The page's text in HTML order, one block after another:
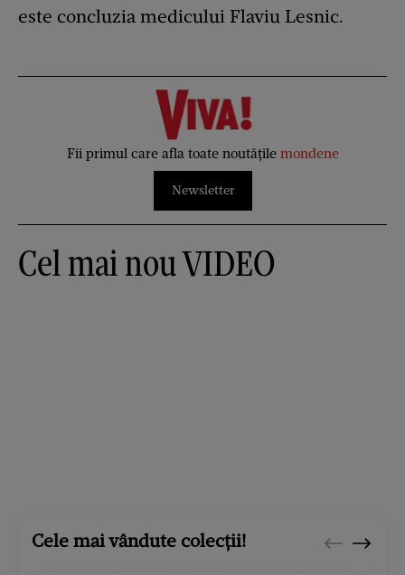
este concluzia medicului Flaviu Lesnic.
Fii primul care afla toate noutățile mondene
Newsletter
Cel mai nou VIDEO
Cele mai vândute colecții!